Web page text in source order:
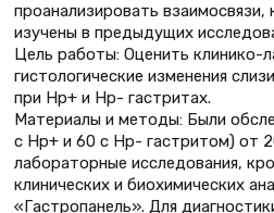
проанализировать
изучены в предыдущих
Цель работы: Оценить клинико-
гистологические изменения
при Нр+ и Нр- гастритах.
Материалы и методы: Были
с Нр+ и 60 с Нр- гастритом) от
лабораторные исследования,
клинических и биохимических
«Гастропанель». Для